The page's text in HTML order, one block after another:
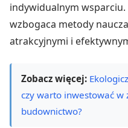
indywidualnym
wzbogaca metody
atrakcyjnymi i
Zobacz więcej:
czy warto inwestować w
budownictwo?